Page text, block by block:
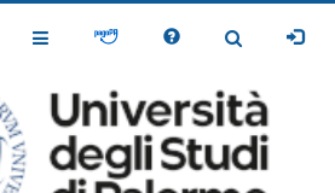
Toggle
Toggle